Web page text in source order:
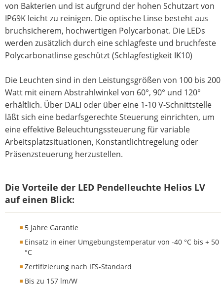
von Bakterien und ist aufgrund der hohen Schutzart von
IP69K leicht zu reinigen. Die optische Linse besteht aus
bruchsicherem, hochwertigen Polycarbonat. Die LEDs
werden zusätzlich durch eine schlagfeste und bruchfeste
Polycarbonatlinse geschützt (Schlagfestigkeit IK10)
Die Leuchten sind in den Leistungsgrößen von 100 bis 200
Watt mit einem Abstrahlwinkel von 60°, 90° und 120°
erhältlich. Über DALI oder über eine 1-10 V-Schnittstelle
läßt sich eine bedarfsgerechte Steuerung einrichten, um
eine effektive Beleuchtungssteuerung für variable
Arbeitsplatzsituationen, Konstantlichtregelung oder
Präsenzsteuerung herzustellen.
Die Vorteile der LED Pendelleuchte Helios LV
auf einen Blick:
5 Jahre Garantie
Einsatz in einer Umgebungstemperatur von -40 °C bis + 50
°C
Zertifizierung nach IFS-Standard
Bis zu 157 lm/W